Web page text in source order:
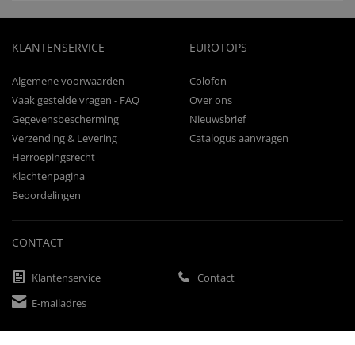
KLANTENSERVICE
Algemene voorwaarden
Vaak gestelde vragen - FAQ
Gegevensbescherming
Verzending & Levering
Herroepingsrecht
Klachtenpagina
Beoordelingen
EUROTOPS
Colofon
Over ons
Nieuwsbrief
Catalogus aanvragen
CONTACT
Klantenservice
Contact
E-mailadres